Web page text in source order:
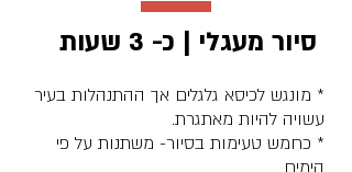
סיור מעגלי | כ- 3 שעות
* מונגש לכיסא גלגלים אך ההתנהלות בעיר
עשויה להיות מאתגרת.
* כחמש טעימות בסיור- משתנות על פי